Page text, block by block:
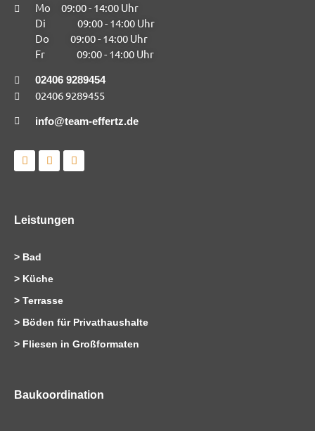
Mo 09:00 - 14:00 Uhr
Di 09:00 - 14:00 Uhr
Do 09:00 - 14:00 Uhr
Fr 09:00 - 14:00 Uhr
02406 9289454
02406 9289455
info@team-effertz.de
L
i
n
i
n
I
n
s
r
a
F
a
c
o
k
Leistungen
> Bad
> Küche
> Terrasse
> Böden für Privathaushalte
> Fliesen in Großformaten
Baukoordination